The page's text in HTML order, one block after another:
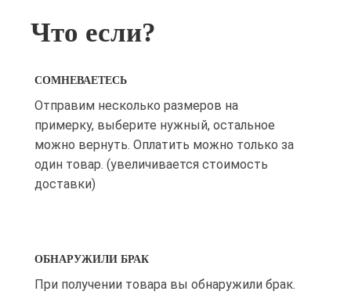
Что если?
СОМНЕВАЕТЕСЬ
Отправим несколько размеров на
примерку, выберите нужный, остальное
можно вернуть. Оплатить можно только за
один товар. (увеличивается стоимость
доставки)
ОБНАРУЖИЛИ БРАК
При получении товара вы обнаружили брак.